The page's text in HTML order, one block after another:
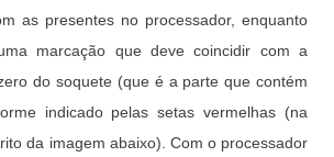
as presentes no processador, enquanto
marcação que deve coincidir com a
do soquete (que é a parte que contém
indicado pelas setas vermelhas (na
da imagem abaixo). Com o processador